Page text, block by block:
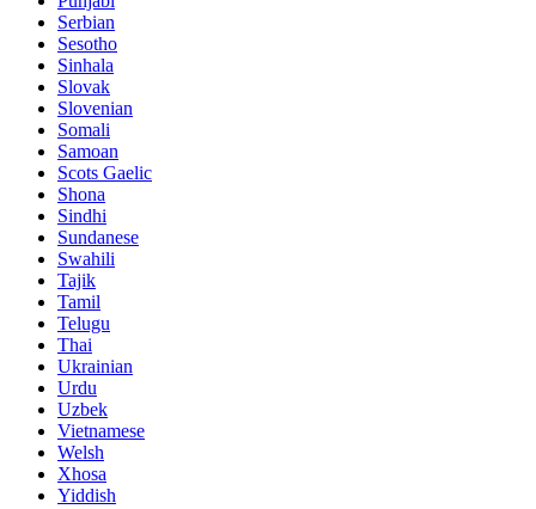
Serbian
Sesotho
Sinhala
Slovak
Slovenian
Somali
Samoan
Scots Gaelic
Shona
Sindhi
Sundanese
Swahili
Tajik
Tamil
Telugu
Thai
Ukrainian
Urdu
Uzbek
Vietnamese
Welsh
Xhosa
Yiddish